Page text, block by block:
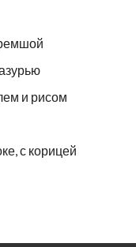
и рисом
с корицей